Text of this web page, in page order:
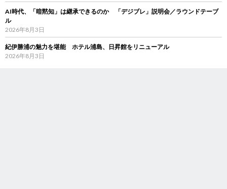
AI時代、「暗黙知」は継承できるのか 「デジブレ」説明会／ラウンドテーブ
ル
2026年8月3日
紀伊勝浦の魅力を堪能 ホテル浦島、日昇館をリニューアル
2026年8月3日